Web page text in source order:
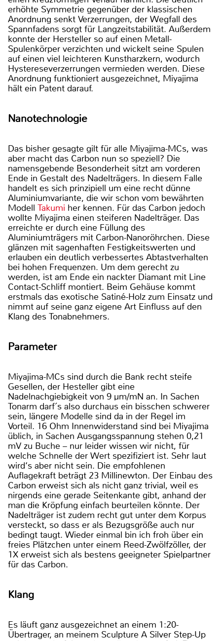
erhöhte Symmetrie gegenüber der klassischen
Anordnung senkt Verzerrungen, der Wegfall des
Spannfadens sorgt für Langzeitstabilität. Außerdem
konnte der Hersteller so auf einen Metall-
Spulenkörper verzichten und wickelt seine Spulen
auf einen viel leichteren Kunstharzkern, wodurch
Hystereseverzerrungen vermieden werden. Diese
Anordnung funktioniert ausgezeichnet, Miyajima
hält ein Patent darauf.
Nanotechnologie
Das bisher gesagte gilt für alle Miyajima-MCs, was
aber macht das Carbon nun so speziell? Die
namensgebende Besonderheit sitzt am vorderen
Ende in Gestalt des Nadelträgers. In diesem Falle
handelt es sich prinzipiell um eine recht dünne
Aluminiumvariante, die wir schon vom bewährten
Modell Takumi her kennen. Für das Carbon jedoch
wollte Miyajima einen steiferen Nadelträger. Das
erreichte er durch eine Füllung des
Aluminiumträgers mit Carbon-Nanoröhrchen. Diese
glänzen mit sagenhaften Festigkeitswerten und
erlauben ein deutlich verbessertes Abtastverhalten
bei hohen Frequenzen. Um dem gerecht zu
werden, ist am Ende ein nackter Diamant mit Line
Contact-Schliff montiert. Beim Gehäuse kommt
erstmals das exotische Satiné-Holz zum Einsatz und
nimmt auf seine ganz eigene Art Einfluss auf den
Klang des Tonabnehmers.
Parameter
Miyajima-MCs sind durch die Bank recht steife
Gesellen, der Hesteller gibt eine
Nadelnachgiebigkeit von 9 µm/mN an. In Sachen
Tonarm darf´s also durchaus ein bisschen schwerer
sein, längere Modelle sind da in der Regel im
Vorteil. 16 Ohm Innenwiderstand sind bei Miyajima
üblich, in Sachen Ausgangsspannung stehen 0,21
mV zu Buche – nur leider wissen wir nicht, für
welche Schnelle der Wert spezifiziert ist. Sehr laut
wird‘s aber nicht sein. Die empfohlenen
Auflagekraft beträgt 23 Millinewton. Der Einbau des
Carbon erweist sich als nicht ganz trivial, weil es
nirgends eine gerade Seitenkante gibt, anhand der
man die Kröpfung einfach beurteilen könnte. Der
Nadelträger ist zudem recht gut unter dem Korpus
versteckt, so dass er als Bezugsgröße auch nur
bedingt taugt. Wieder einmal bin ich froh über ein
freies Plätzchen unter einem Reed-Zwölfzöller, der
1X erweist sich als bestens geeigneter Spielpartner
für das Carbon.
Klang
Es läuft ganz ausgezeichnet an einem 1:20-
Übertrager, an meinem Sculpture A Silver Step-Up